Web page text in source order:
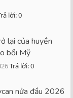
lời: 0
lại của huyền
bồi Mỹ
Trả lời: 0
nửa đầu 2026